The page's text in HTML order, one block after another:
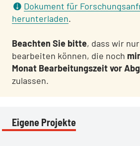
Dokument für
herunterladen.
Beachten Sie bitte, dass wir
bearbeiten können, die noch
Monat Bearbeitungszeit vor
zulassen.
Eigene Projekte